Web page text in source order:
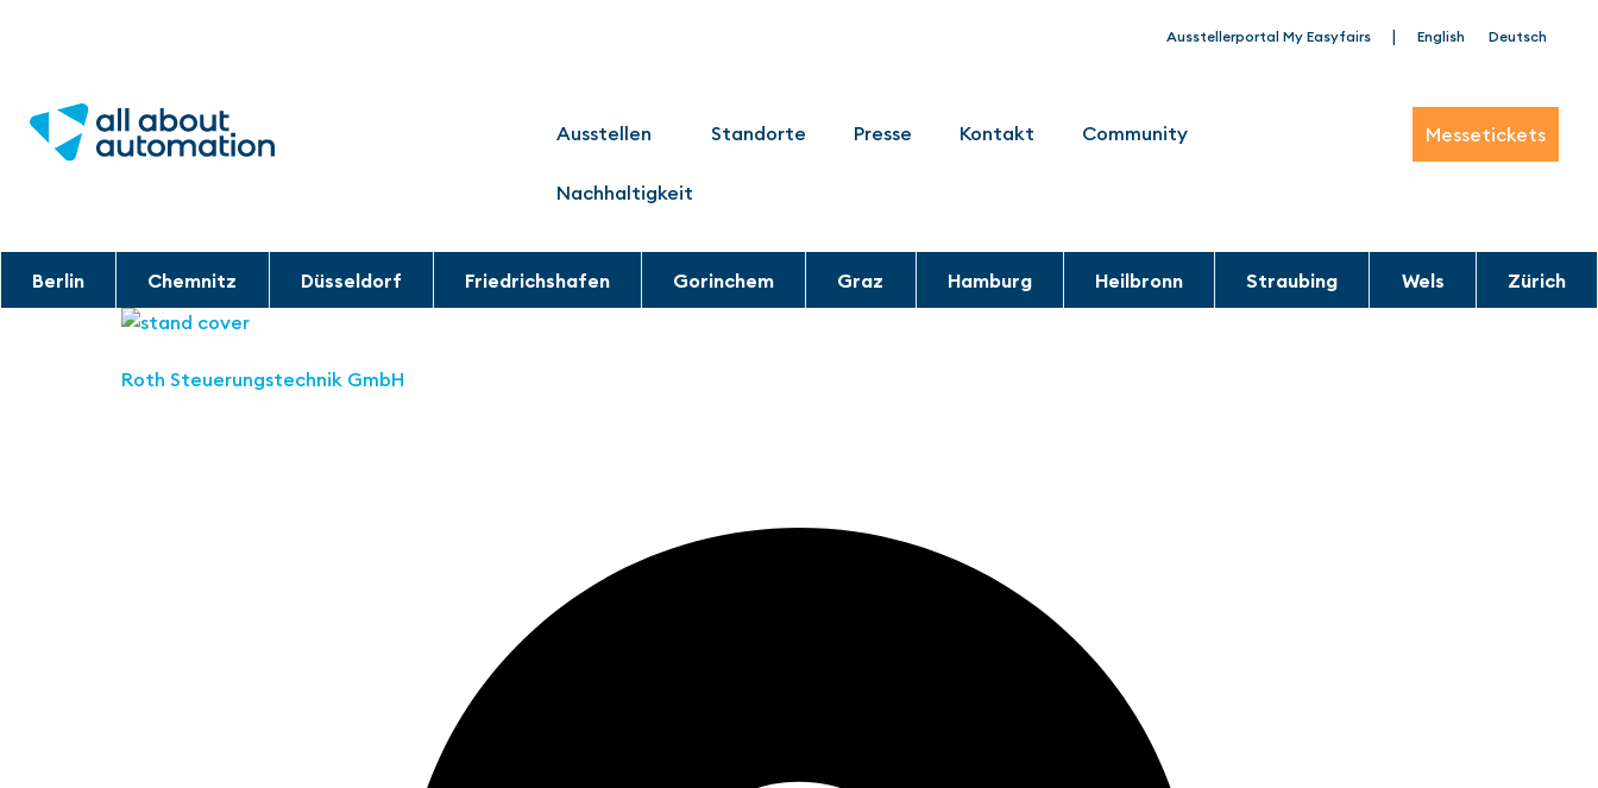
Ausstellerportal My Easyfairs | English Deutsch
Ausstellen Standorte Presse Kontakt Community
Nachhaltigkeit
Messetickets
Berlin Chemnitz Düsseldorf Friedrichshafen Gorinchem Graz Hamburg Heilbronn Straubing Wels Zürich
Roth Steuerungstechnik GmbH